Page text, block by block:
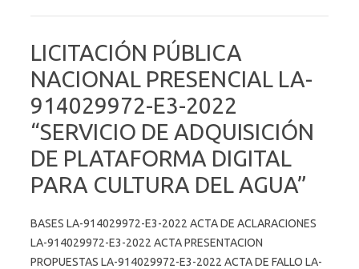
LICITACIÓN PÚBLICA
NACIONAL PRESENCIAL LA-
914029972-E3-2022
“SERVICIO DE ADQUISICIÓN
DE PLATAFORMA DIGITAL
PARA CULTURA DEL AGUA”
BASES LA-914029972-E3-2022 ACTA DE ACLARACIONES
LA-914029972-E3-2022 ACTA PRESENTACION
PROPUESTAS LA-914029972-E3-2022 ACTA DE FALLO LA-